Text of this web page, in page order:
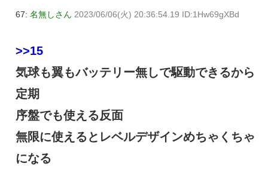
67: 名無しさん 2023/06/06(火) 20:36:54.19 ID:1Hw69gXBd
>>15
気球も翼もバッテリー無しで駆動できるから
定期
序盤でも使える反面
無限に使えるとレベルデザインめちゃくちゃ
になる